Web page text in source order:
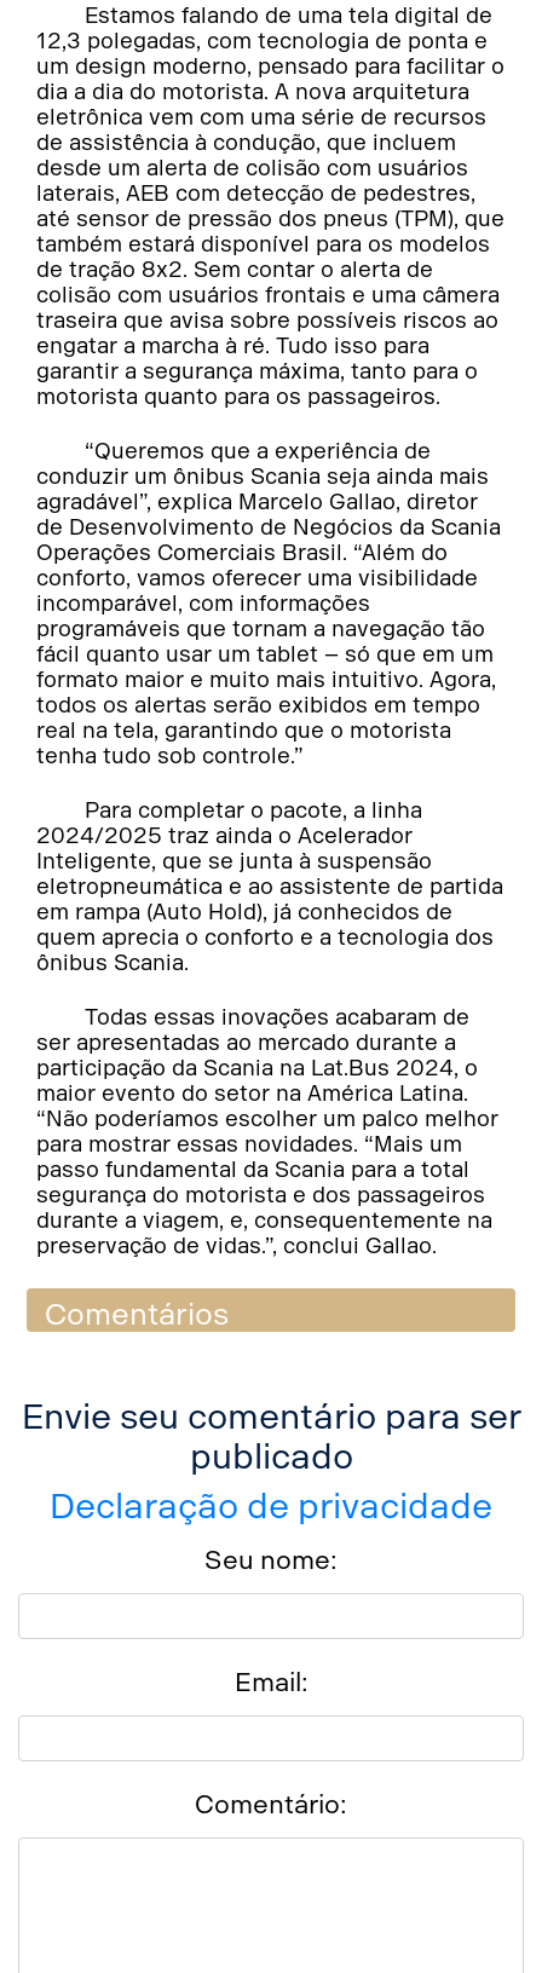
Estamos falando de uma tela digital de
12,3 polegadas, com tecnologia de ponta e
um design moderno, pensado para facilitar o
dia a dia do motorista. A nova arquitetura
eletrônica vem com uma série de recursos
de assistência à condução, que incluem
desde um alerta de colisão com usuários
laterais, AEB com detecção de pedestres,
até sensor de pressão dos pneus (TPM), que
também estará disponível para os modelos
de tração 8x2. Sem contar o alerta de
colisão com usuários frontais e uma câmera
traseira que avisa sobre possíveis riscos ao
engatar a marcha à ré. Tudo isso para
garantir a segurança máxima, tanto para o
motorista quanto para os passageiros.
“Queremos que a experiência de
conduzir um ônibus Scania seja ainda mais
agradável”, explica Marcelo Gallao, diretor
de Desenvolvimento de Negócios da Scania
Operações Comerciais Brasil. “Além do
conforto, vamos oferecer uma visibilidade
incomparável, com informações
programáveis que tornam a navegação tão
fácil quanto usar um tablet – só que em um
formato maior e muito mais intuitivo. Agora,
todos os alertas serão exibidos em tempo
real na tela, garantindo que o motorista
tenha tudo sob controle.”
Para completar o pacote, a linha
2024/2025 traz ainda o Acelerador
Inteligente, que se junta à suspensão
eletropneumática e ao assistente de partida
em rampa (Auto Hold), já conhecidos de
quem aprecia o conforto e a tecnologia dos
ônibus Scania.
Todas essas inovações acabaram de
ser apresentadas ao mercado durante a
participação da Scania na Lat.Bus 2024, o
maior evento do setor na América Latina.
“Não poderíamos escolher um palco melhor
para mostrar essas novidades. “Mais um
passo fundamental da Scania para a total
segurança do motorista e dos passageiros
durante a viagem, e, consequentemente na
preservação de vidas.”, conclui Gallao.
Comentários
Envie seu comentário para ser
publicado
Declaração de privacidade
Seu nome:
Email:
Comentário: